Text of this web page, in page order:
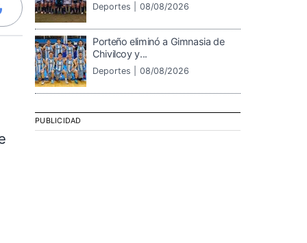
Deportes | 08/08/2026
Porteño eliminó a Gimnasia de
Chivilcoy y...
Deportes | 08/08/2026
PUBLICIDAD